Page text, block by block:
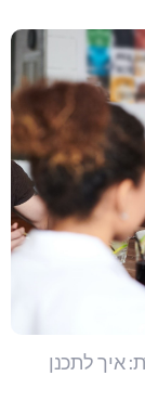
איך לתכנן